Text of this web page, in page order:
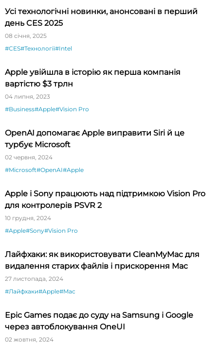
Усі технологічні новинки, анонсовані в перший
день CES 2025
08 січня, 2025
#CES#Технології#Intel
Apple увійшла в історію як перша компанія
вартістю $3 трлн
04 липня, 2023
#Business#Apple#Vision Pro
OpenAI допомагає Apple виправити Siri й це
турбує Microsoft
02 червня, 2024
#Microsoft#OpenAI#Apple
Apple і Sony працюють над підтримкою Vision Pro
для контролерів PSVR 2
10 грудня, 2024
#Apple#Sony#Vision Pro
Лайфхаки: як використовувати CleanMyMac для
видалення старих файлів і прискорення Mac
27 листопада, 2024
#Лайфхаки#Apple#Mac
Epic Games подає до суду на Samsung і Google
через автоблокування OneUI
02 жовтня, 2024